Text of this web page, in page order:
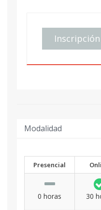
Modalidad
Presencial
0 horas 30